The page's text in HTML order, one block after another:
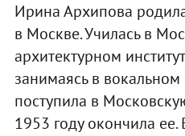
Ирина Архипова
в Москве. Училась в
архитектурном
занимаясь в вокальном
поступила в
1953 году окончила ее.